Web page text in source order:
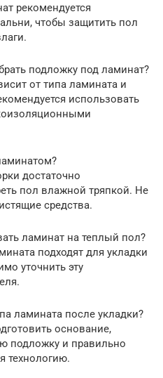
рекомендуется
чтобы защитить пол
подложку под ламинат?
от типа ламината и
использовать
достаточно
пол влажной тряпкой. Не
средства.
ламинат на теплый пол?
подходят для укладки
уточнить эту
ламината после укладки?
основание,
подложку и правильно
технологию.